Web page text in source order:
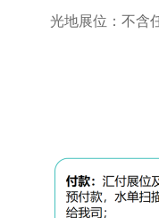
光地展位：不含